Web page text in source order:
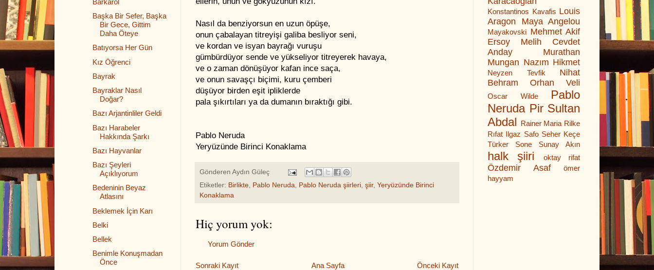
Nasıl da benziyorsun en uzun öpüşe,
onun çabalayan titreyişi galiba besliyor seni,
ve kordan ve isyan bayrağı vuruşu
gümbürdüyor sende ve yükseliyor titreyerek havaya,
ve o zaman dönüşüyor kafan ince saça,
ve onun savaşçı biçimi, kuru çemberi
düşüyor birden eşit ipliklerde
pala şıkırtıları ya da dumanın bıraktığı gibi.
Pablo Neruda
Yeryüzünde Birinci Konaklama
Gönderen Aydın Güleç
Etiketler: Birlikte, Pablo Neruda, Pablo Neruda şiirleri, şiir, Yeryüzünde Birinci
Konaklama
Hiç yorum yok:
Yorum Gönder
Sonraki Kayıt Önceki Kayıt
Ana Sayfa
Barkarol
Başka Bir Sefer, Başka
Bir Gece, Gittim
Daha Öteye
Batıyorsa Her Gün
Kız Öğrenci
Bayrak
Bayraklar Nasıl
Doğar?
Bazı Arjantinliler Geldi
Bazı Harabeler
Hakkında Şarkı
Bazı Hayvanlar
Bazı Şeyleri
Açıklıyorum
Bedeninin Beyaz
Atlasını
Beklemek İçin Karı
Belki
Bellek
Benimle Konuşmadan
Önce
Konstantinos Kavafis Louis
Aragon
Maya Angelou
Mayakovski Mehmet Akif
Ersoy
Melih Cevdet
Anday
Murathan
Mungan Nazım Hikmet
Neyzen Tevfik
Nihat
Behram
Orhan Veli
Oscar Wilde
Pablo
Neruda Pir Sultan
Abdal Rainer Maria Rilke
Rıfat Ilgaz Safo Seher Keçe
Türker
Sone Sunay Akın
halk şiiri oktay rifat
Özdemir Asaf
ömer
hayyam